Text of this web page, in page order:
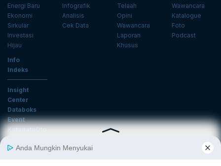
Energi Baru
Ekonomi
Sirkular
Investasi
Hijau
Infografik
Analisis
Cek Data
Telaah
Opini
Wawancara
Laporan
Khusus
Wawancara
Katalogue
Foto
Podcast
Info
Indeks
Insight
Center
Databoks
Event
KatadataOto